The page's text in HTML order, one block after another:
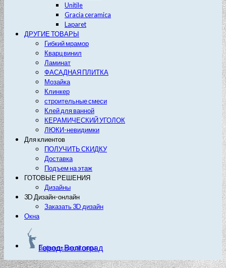
Unitile
Gracia ceramica
Laparet
ДРУГИЕ ТОВАРЫ
Гибкий мрамор
Кварц винил
Ламинат
ФАСАДНАЯ ПЛИТКА
Мозайка
Клинкер
строительные смеси
Клей для ванной
КЕРАМИЧЕСКИЙ УГОЛОК
ЛЮКИ-невидимки
Для клиентов
ПОЛУЧИТЬ СКИДКУ
Доставка
Подъем на этаж
ГОТОВЫЕ РЕШЕНИЯ
Дизайны
3D Дизайн-онлайн
Заказать 3D дизайн
Окна
Город: Волгоград
Выберите другой город